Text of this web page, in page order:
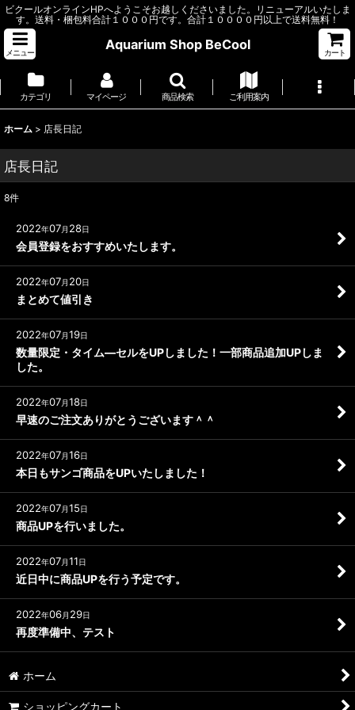
ビクールオンラインHPへようこそお越しくださいました。リニューアルいたしま
す。送料・梱包料合計１０００円です。合計１００００円以上で送料無料！
メニュー
Aquarium Shop BeCool
カート
カテゴリ マイページ 商品検索 ご利用案内
ホーム > 店長日記
店長日記
8件
2022年07月 28日
会員登録をおすすめいたします。
2022年07月 20日
まとめて値引き
2022年07月19日
数量限定・タイム―セルをUPしました！一部商品追加UPしま
した。
2022年07月18日
早速のご注文ありがとうございます＾＾
2022年07月16日
本日もサンゴ商品をUPいたしました！
2022年07月15日
商品UPを行いました。
2022年07月11日
近日中に商品UPを行う予定です。
2022年06月 29日
再度準備中、テスト
ホーム
ショッピングカート